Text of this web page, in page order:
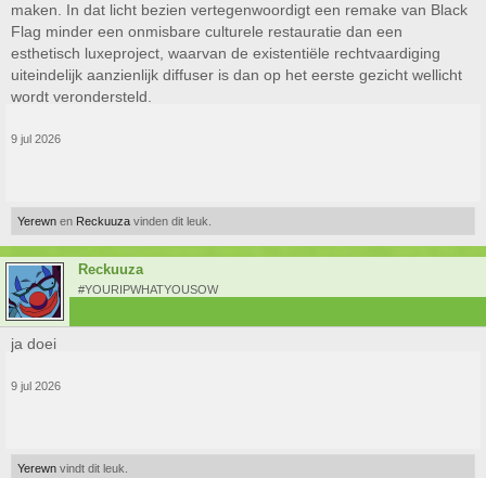
maken. In dat licht bezien vertegenwoordigt een remake van Black
Flag minder een onmisbare culturele restauratie dan een
esthetisch luxeproject, waarvan de existentiële rechtvaardiging
uiteindelijk aanzienlijk diffuser is dan op het eerste gezicht wellicht
wordt verondersteld.
9 jul 2026
Yerewn en Reckuuza vinden dit leuk.
Reckuuza
#YOURIPWHATYOUSOW
ja doei
9 jul 2026
Yerewn vindt dit leuk.